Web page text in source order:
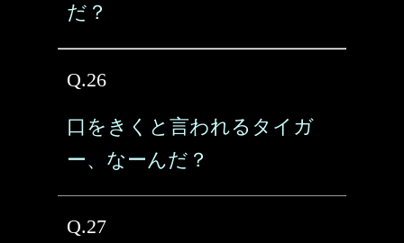
だ？
Q.26
口をきくと言われるタイガ
ー、なーんだ？
Q.27